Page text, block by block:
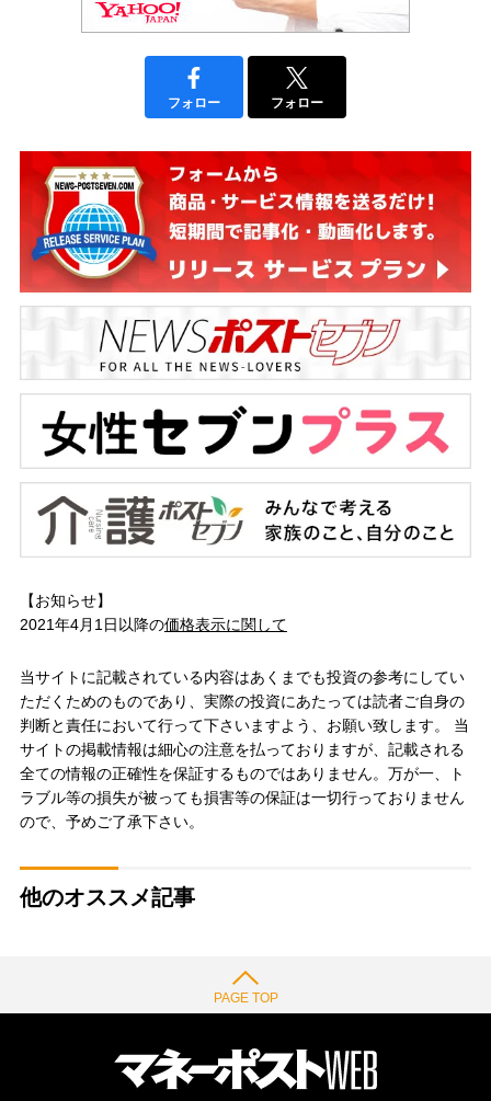
フォロー フォロー
【お知らせ】
2021年4月1日以降の価格表示に関して
当サイトに記載されている内容はあくまでも投資の参考にしてい
ただくためのものであり、実際の投資にあたっては読者ご自身の
判断と責任において行って下さいますよう、お願い致します。 当
サイトの掲載情報は細心の注意を払っておりますが、記載される
全ての情報の正確性を保証するものではありません。万が一、ト
ラブル等の損失が被っても損害等の保証は一切行っておりません
ので、予めご了承下さい。
他のオススメ記事
PAGE TOP